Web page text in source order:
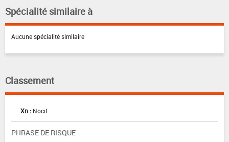
Spécialité similaire à
Aucune spécialité similaire
Classement
Xn : Nocif
PHRASE DE RISQUE